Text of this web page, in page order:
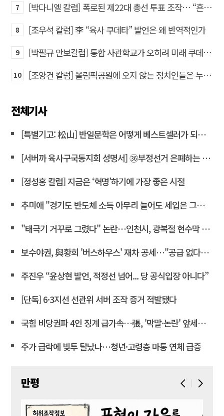
7 [박다니엘 칼럼] 폭로된 제22대 총선 투표 조작… “흔들리는 가짜 국회의원들”
8 [조우석 칼럼] 李 “육사 쿠데타” 발언은 왜 반역적인가
9 [박필규 안보칼럼] 통합 사관학교가 오히려 미래 쿠데타의 통로가 되는 이유
10 [조양건 칼럼] 올림픽공원에 오지 않는 정치인들은 누구인가
전체기사
[특별기고: 松山] 반일문학은 어떻게 베스트셀러가 되는가?
[서버까 육사구국동지회 성명서] ㊱부정선거 은폐하는 윤상현 의원은 즉각 사퇴하라!
[정성홍 칼럼] 지금은 ‘혁명’하기에 가장 좋은 시절
추미애 "경기도 반도체 소득 아무리 늘어도 세입은 그대로"
"태극기 거꾸로 그렸다" 논란…인천시, 광복절 현수막 철거
보수야권, 與황희 '버스하우스' 재차 공세…"공급 없다는 자백"
주진우 “윤상현 발언, 적정선 넘어... 당 공식입장 아니다”
[단독] 6·3지선 선관위 서버 조작 증거 적발됐다
국힘 비당권파 4인 징계 급가속…張, '막말·논란' 앞세워 역공
주가 급락에 빚투 탈났나…청년·고령층 마통 연체 급증
만평